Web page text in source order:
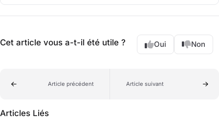
Cet article vous a-t-il été utile ? Oui Non
Article précédent Article suivant
Articles Liés